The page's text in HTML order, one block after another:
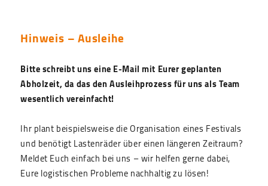
Hinweis – Ausleihe
Bitte schreibt uns eine E-Mail mit Eurer geplanten
Abholzeit, da das den Ausleihprozess für uns als Team
wesentlich vereinfacht!
Ihr plant beispielsweise die Organisation eines Festivals
und benötigt Lastenräder über einen längeren Zeitraum?
Meldet Euch einfach bei uns – wir helfen gerne dabei,
Eure logistischen Probleme nachhaltig zu lösen!